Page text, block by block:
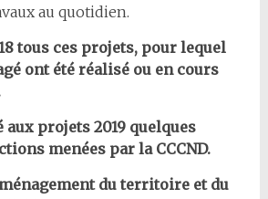
au quotidien.
tous ces projets, pour lequel
ont été réalisé ou en cours
aux projets 2019 quelques
menées par la CCCND.
du territoire et du